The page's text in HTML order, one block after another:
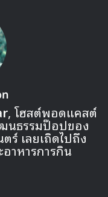
น? ถึงกลับมาถ่าย
, โฮสต์พอดแคสต์
นธรรมป๊อปของ
ร์ เลยเถิดไปถึง
าหารการกิน